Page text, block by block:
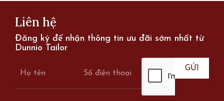
Liên hệ
Đăng ký để nhận thông tin ưu đãi sớm nhất từ
Dunnio Tailor